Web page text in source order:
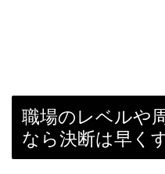
職場のレベルや
なら決断は早く